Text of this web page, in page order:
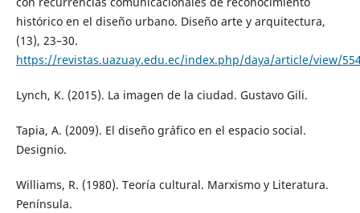
histórico en el diseño urbano. Diseño arte y arquitectura,
(13), 23–30.
https://revistas.uazuay.edu.ec/index.php/daya/article/view/
Lynch, K. (2015). La imagen de la ciudad. Gustavo Gili.
Tapia, A. (2009). El diseño gráfico en el espacio social.
Designio.
Williams, R. (1980). Teoría cultural. Marxismo y Literatura.
Península.